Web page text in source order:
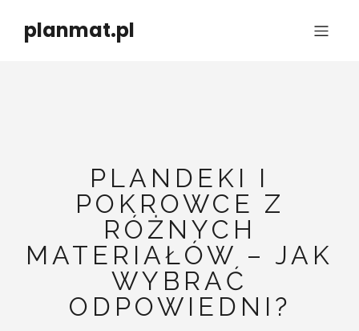
planmat.pl
PLANDEKI I
POKROWCE Z
RÓŻNYCH
MATERIAŁÓW – JAK
WYBRAĆ
ODPOWIEDNI?